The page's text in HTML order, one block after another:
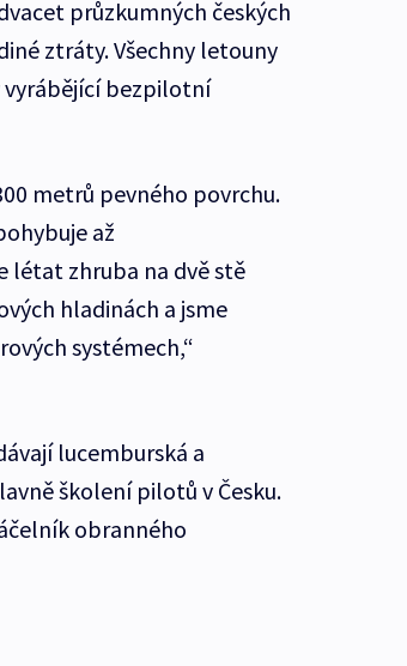
průzkumných českých
ztráty. Všechny letouny
vyrábějící bezpilotní
metrů pevného povrchu.
až
létat zhruba na dvě stě
hladinách a jsme
systémech,“
lucemburská a
školení pilotů v Česku.
obranného